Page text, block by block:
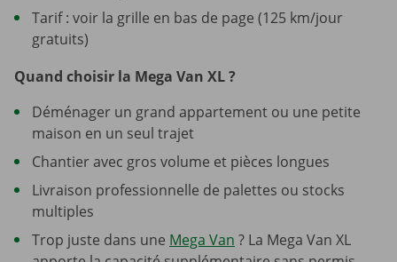
Tarif : voir la grille en bas de page (125 km/jour
gratuits)
Quand choisir la Mega Van XL ?
Déménager un grand appartement ou une petite
maison en un seul trajet
Chantier avec gros volume et pièces longues
Livraison professionnelle de palettes ou stocks
multiples
Trop juste dans une Mega Van ? La Mega Van XL